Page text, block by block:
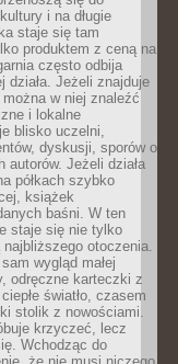
i na długie
staje się tam
produktem z ceną na
często odbija
działa. Jeżeli znajduje
w niej znaleźć
i lokalne
blisko uczelni,
dyskusji, sporów o
autorów. Jeżeli działa
półkach szybko
książek
baśni. W ten
staje się nie tylko
otoczenia.
wygląd małej
odręczne karteczki z
światło, czasem
stolik z nowościami.
krzyczeć, lecz
Wchodząc do